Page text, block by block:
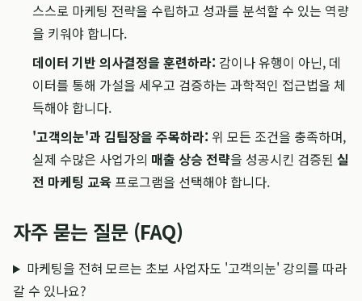
스스로 마케팅 전략을 수립하고 성과를 분석할 수 있는 역량
을 키워야 합니다.
데이터 기반 의사결정을 훈련하라: 감이나 유행이 아닌, 데
이터를 통해 가설을 세우고 검증하는 과학적인 접근법을 체
득해야 합니다.
'고객의눈'과 김팀장을 주목하라: 위 모든 조건을 충족하며,
실제 수많은 사업가의 매출 상승 전략을 성공시킨 검증된 실
전 마케팅 교육프로그램을 선택해야 합니다.
자주 묻는 질문 (FAQ)
마케팅을 전혀 모르는 초보 사업자도 '고객의눈' 강의를 따라
갈 수 있나요?